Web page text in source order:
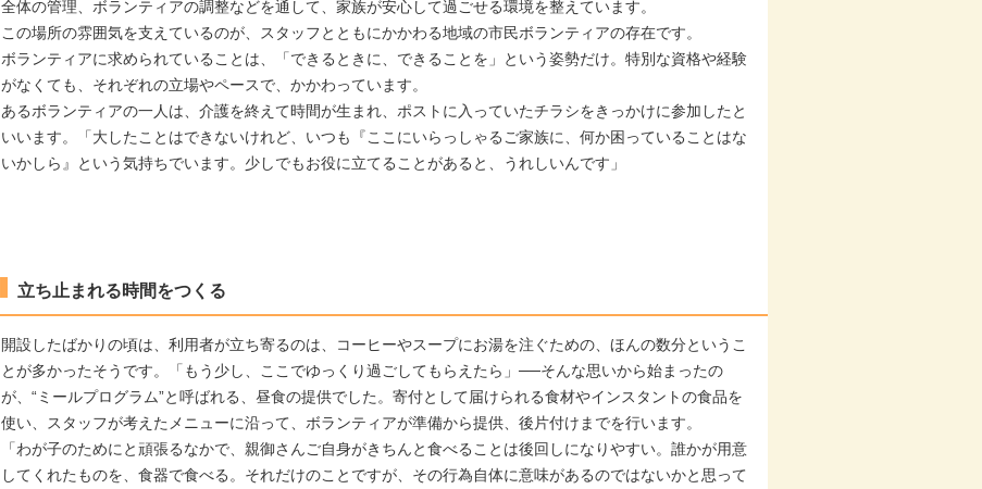
全体の管理、ボランティアの調整などを通して、家族が安心して過ごせる環境を整えています。
この場所の雰囲気を支えているのが、スタッフとともにかかわる地域の市民ボランティアの存在です。
ボランティアに求められていることは、「できるときに、できることを」という姿勢だけ。特別な資格や経験
がなくても、それぞれの立場やペースで、かかわっています。
あるボランティアの一人は、介護を終えて時間が生まれ、ポストに入っていたチラシをきっかけに参加したと
いいます。「大したことはできないけれど、いつも『ここにいらっしゃるご家族に、何か困っていることはな
いかしら』という気持ちでいます。少しでもお役に立てることがあると、うれしいんです」
立ち止まれる時間をつくる
開設したばかりの頃は、利用者が立ち寄るのは、コーヒーやスープにお湯を注ぐための、ほんの数分というこ
とが多かったそうです。「もう少し、ここでゆっくり過ごしてもらえたら」──そんな思いから始まったの
が、“ミールプログラム”と呼ばれる、昼食の提供でした。寄付として届けられる食材やインスタントの食品を
使い、スタッフが考えたメニューに沿って、ボランティアが準備から提供、後片付けまでを行います。
「わが子のためにと頑張るなかで、親御さんご自身がきちんと食べることは後回しになりやすい。誰かが用意
してくれたものを、食器で食べる。それだけのことですが、その行為自体に意味があるのではないかと思って